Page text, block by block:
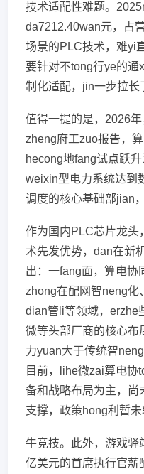
技术适配性难题。
da7212.40wan元，占
场景的PLC技术，难yi
要针对不tong行ye的通
制化适配，jin一步拉长
值得一提的是，2026年
zheng府工zuo报告，
hecong地fang试点跃
weixin型电力系统达到
调度的核心基础部jian
作为国内PLC芯片龙头
术先发优势，dan在新
出：一fang面，算电协
zhong在配网智neng
dian管li等领域，erzhe
微等头部厂商的核心布
力yuan大于传统智
目前，lihe微zai算电协
备和战略布局为主，
支撑，政策hong利暂未
牛竞技。此外，游戏驿
亿美元的首席执行官薪